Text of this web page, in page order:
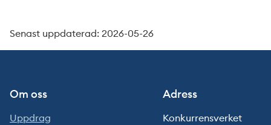
Senast uppdaterad: 2026-05-26
Om oss
Uppdrag
Adress
Konkurrensverket